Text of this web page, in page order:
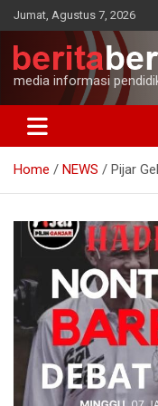
Skip
to
content
Jumat, Agustus 7, 2026
media informasi
Home NEWS Pijar